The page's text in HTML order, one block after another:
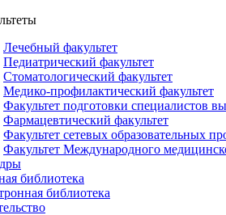
Лечебный факультет
Педиатрический факультет
Стоматологический факультет
Медико-профилактический факультет
Факультет подготовки специалистов
Фармацевтический факультет
Факультет сетевых образовательных
Факультет Международного
библиотека
библиотека